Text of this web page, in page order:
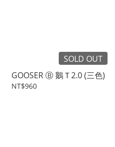
SOLD OUT
GOOSER Ⓑ 鵝Ｔ2.0 (三色)
NT$960